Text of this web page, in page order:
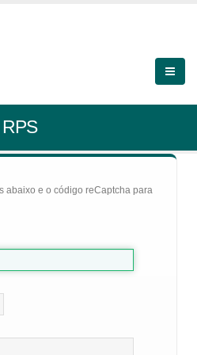
abaixo e o código reCaptcha para